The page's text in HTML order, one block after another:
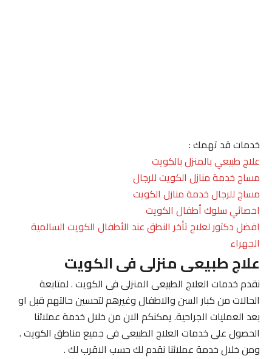
خدمات قد تهمك :
علاج طبيعي بالمنزل بالكويت
مساج خدمة منازل الكويت للرجال
مساج للرجال خدمة منازل الكويت
اخصائي سلوك أطفال الكويت
افضل دكتور لعلاج تأخر النطق عند الأطفال الكويت السالمية
الجهراء
علاج طبيعى منزلى فى الكويت
نقدم خدمات العلاج الطبيعى المنزلى فى الكويت . لمتابعة
الحالات من كبار السن والاطفال وغيرهم لتحسين حالتهم قبل او
بعد العمليات الجراحية. يمكنكم الان من خلال خدمة عملائنا
الحصول على خدمات العلاج الطبيعى فى جميع مناطق الكويت .
ومن خلال خدمة عملائنا نقدم لك حسب الاقرب لك .